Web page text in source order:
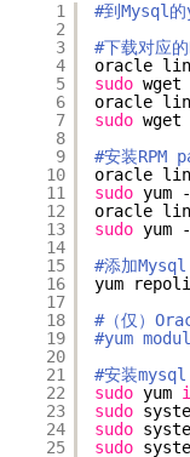
1
2
3
4
5
6
7
8
9
10
11
12
13
14
15
16
17
18
19
20
21
22
23
24
25
#到Mysql的
#下载对应
oracle
sudo
oracle
sudo
#安装RPM
oracle
sudo yum
oracle
sudo yum
#添加Mysql
yum
#（仅）
#yum
#安装mysql
sudo yum
sudo
sudo
sudo